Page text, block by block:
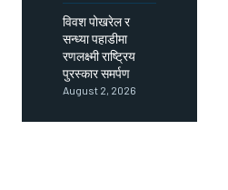
विवश पोखरेल र
सन्ध्या पहाडीमा
रणलक्ष्मी राष्ट्रिय
पुरस्कार समर्पण
August 2, 2026